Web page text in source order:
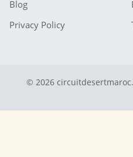
Blog
Privacy Policy
© 2026